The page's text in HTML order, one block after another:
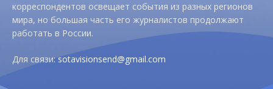
корреспондентов освещает события из разных регионов
мира, но большая часть его журналистов продолжают
работать в России.
Для связи:sotavisionsend@gmail.com